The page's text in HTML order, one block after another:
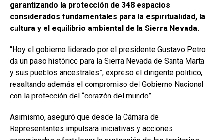
garantizando la protección de 348 espacios
considerados fundamentales para la espiritualidad, la
cultura y el equilibrio ambiental de la Sierra Nevada.
“Hoy el gobierno liderado por el presidente Gustavo Petro
da un paso histórico para la Sierra Nevada de Santa Marta
y sus pueblos ancestrales”, expresó el dirigente político,
resaltando además el compromiso del Gobierno Nacional
con la protección del “corazón del mundo”.
Asimismo, aseguró que desde la Cámara de
Representantes impulsará iniciativas y acciones